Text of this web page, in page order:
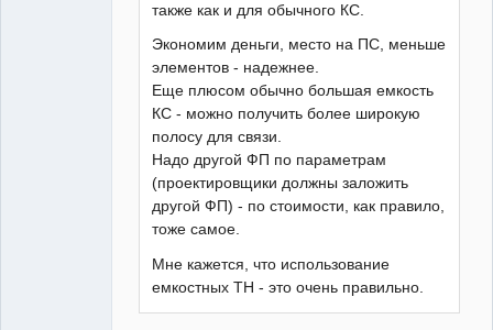
также как и для обычного КС.
Экономим деньги, место на ПС, меньше
элементов - надежнее.
Еще плюсом обычно большая емкость
КС - можно получить более широкую
полосу для связи.
Надо другой ФП по параметрам
(проектировщики должны заложить
другой ФП) - по стоимости, как правило,
тоже самое.
Мне кажется, что использование
емкостных ТН - это очень правильно.